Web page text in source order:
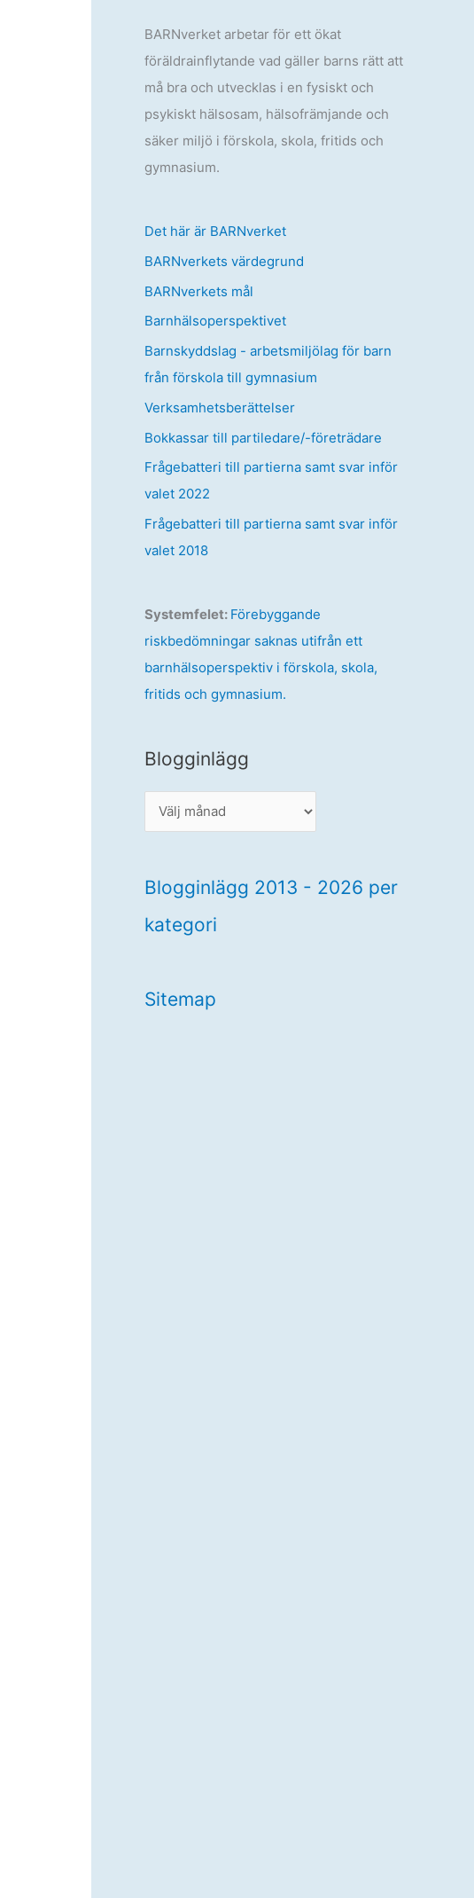
BARNverket arbetar för ett ökat
föräldrainflytande vad gäller barns rätt att
må bra och utvecklas i en fysiskt och
psykiskt hälsosam, hälsofrämjande och
säker miljö i förskola, skola, fritids och
gymnasium.
Det här är BARNverket
BARNverkets värdegrund
BARNverkets mål
Barnhälsoperspektivet
Barnskyddslag - arbetsmiljölag för barn
från förskola till gymnasium
Verksamhetsberättelser
Bokkassar till partiledare/-företrädare
Frågebatteri till partierna samt svar inför
valet 2022
Frågebatteri till partierna samt svar inför
valet 2018
Systemfelet: Förebyggande
riskbedömningar saknas utifrån ett
barnhälsoperspektiv i förskola, skola,
fritids och gymnasium.
Blogginlägg
l
g
i
l
Blogginlägg 2013 - 2026 per
kategori
Sitemap